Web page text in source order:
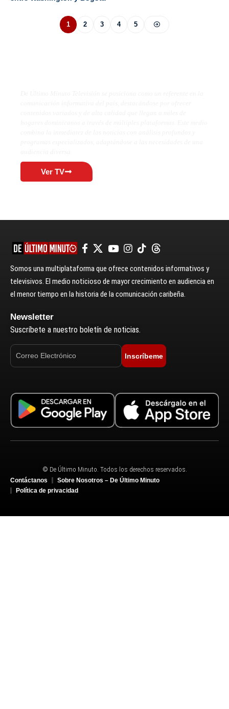
1 2 3 4 5
Ver TV
Somos una multiplataforma que ofrece contenidos informativos y
televisivos. El medio noticioso de mayor crecimiento en audiencia en
el menor tiempo en la historia de la comunicación caribeña.
Newsletter
Suscríbete a nuestro boletín de noticias.
Inscríbeme
© De Último Minuto. Todos los derechos reservados.
Contáctanos
Sobre Nosotros – De Último Minuto
Política de privacidad